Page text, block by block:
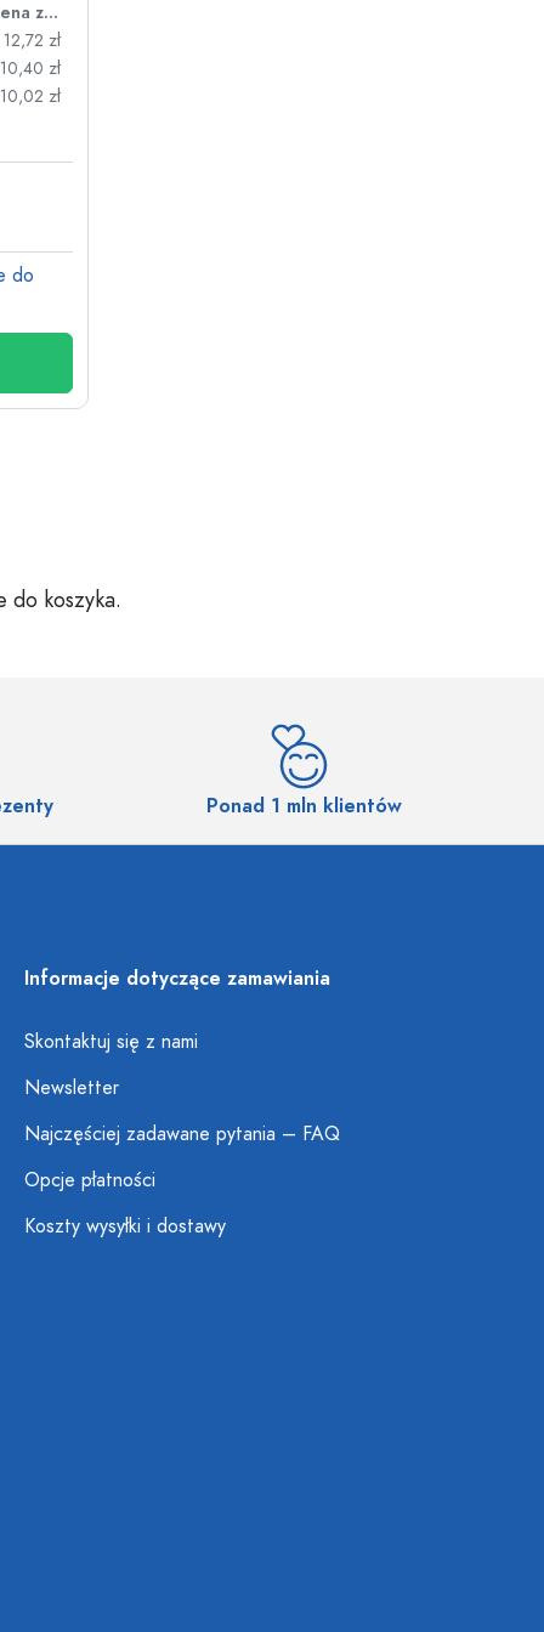
Cena za sztukę
12,72 zł
10,40 zł
10,02 zł
do
do koszyka.
Ponad 1 mln klientów
Informacje dotyczące zamawiania
Skontaktuj się z nami
Newsletter
Najczęściej zadawane pytania – FAQ
Opcje płatności
Koszty wysyłki i dostawy